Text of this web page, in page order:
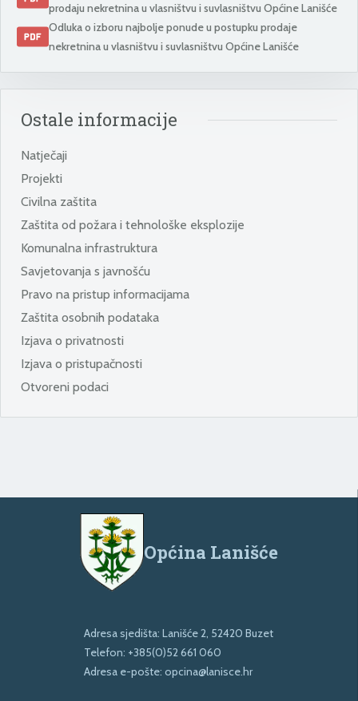
prodaju nekretnina u vlasništvu i suvlasništvu Općine Lanišće
Odluka o izboru najbolje ponude u postupku prodaje
nekretnina u vlasništvu i suvlasništvu Općine Lanišće
Ostale informacije
Natječaji
Projekti
Civilna zaštita
Zaštita od požara i tehnološke eksplozije
Komunalna infrastruktura
Savjetovanja s javnošću
Pravo na pristup informacijama
Zaštita osobnih podataka
Izjava o privatnosti
Izjava o pristupačnosti
Otvoreni podaci
Općina Lanišće
Adresa sjedišta: Lanišće 2, 52420 Buzet
Telefon: +385(0)52 661 060
Adresa e-pošte: opcina@lanisce.hr